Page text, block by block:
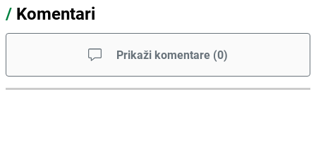
/ Komentari
Prikaži komentare (0)